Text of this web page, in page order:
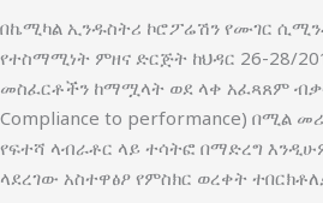
በኬሚካል ኢንዱስትሪ ኮሮፖሬሽን የሙገር
የተስማሚነት ምዘና ድርጅት ከህዳር 26-28/
መስፈርቶችን ከማሟላት ወደ ላቀ አፈጻጸም
Compliance to performance) በሚል
የፍተሻ ላብራቶር ላይ ተሳትፎ በማድረግ
ላደረገው አስተዋፅዖ የምስክር ወረቀት